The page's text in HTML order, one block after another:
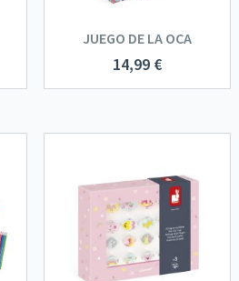
JUEGO DE LA OCA
14,99 €